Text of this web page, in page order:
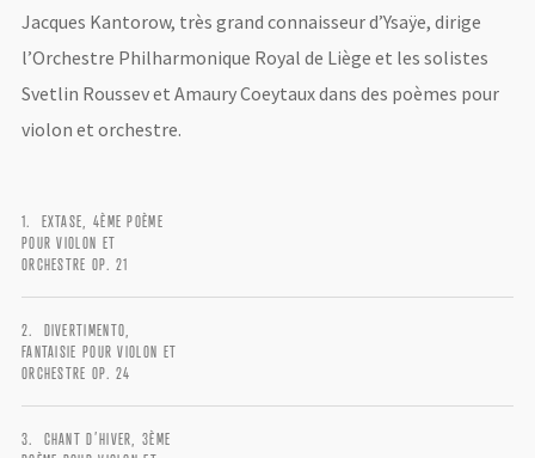
LOGIN
Username or email address
Jacques Kantorow, très grand connaisseur d’Ysaÿe, dirige
l’Orchestre Philharmonique Royal de Liège et les solistes
Svetlin Roussev et Amaury Coeytaux dans des poèmes pour
violon et orchestre.
EXTASE, 4ÈME POÈME
POUR VIOLON ET
ORCHESTRE OP. 21
DIVERTIMENTO,
FANTAISIE POUR VIOLON ET
ORCHESTRE OP. 24
CHANT D’HIVER, 3ÈME